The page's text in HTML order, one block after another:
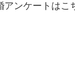
アンケートはこ